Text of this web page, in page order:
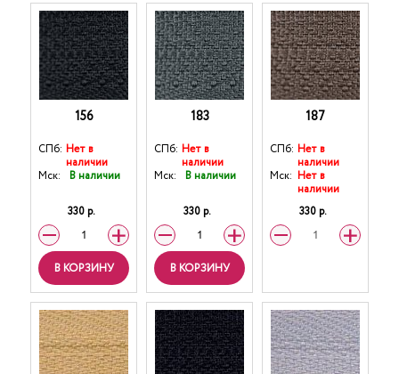
156
СПб: Нет в
наличии
Мск:
В наличии
330 р.
В КОРЗИНУ
183
СПб: Нет в
наличии
Мск:
В наличии
330 р.
В КОРЗИНУ
187
СПб: Нет в
наличии
Мск: Нет в
наличии
330 р.